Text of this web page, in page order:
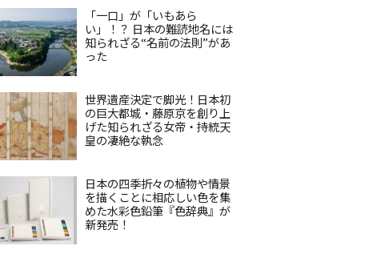
「一口」が「いもあら
い」！？ 日本の難読地名には
知られざる“名前の法則”があ
った
世界遺産決定で脚光！日本初
の巨大都城・藤原京を創り上
げた知られざる女帝・持統天
皇の凄絶な執念
日本の四季折々の植物や情景
を描くことに相応しい色を集
めた水彩色鉛筆『色辞典』が
新発売！